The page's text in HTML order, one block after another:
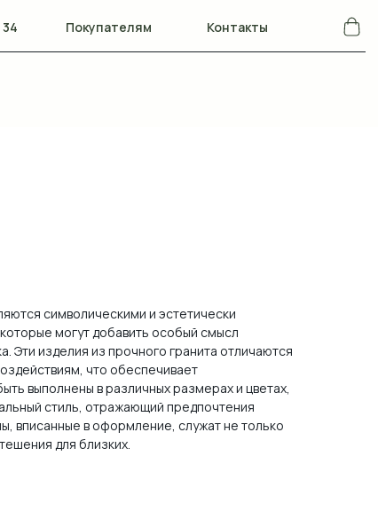
Покупателям Контакты
символическими и эстетически
могут добавить особый смысл
Эти изделия из прочного гранита отличаются
что обеспечивает
выполнены в различных размерах и цветах,
стиль, отражающий предпочтения
вписанные в оформление, служат не только
для близких.